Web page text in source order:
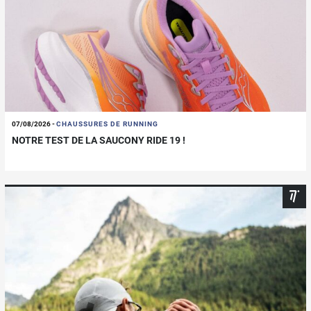
07/08/2026-CHAUSSURES DE RUNNING
NOTRE TEST DE LA SAUCONY RIDE 19 !